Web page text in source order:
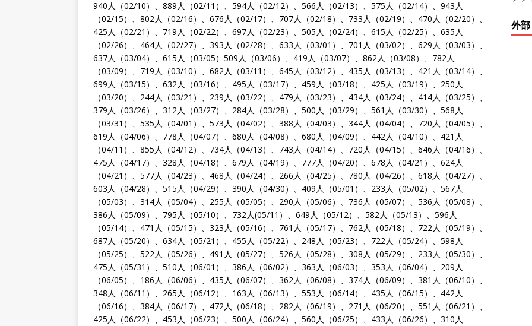
940人（02/10）、889人（02/11）、594人（02/12）、566人（02/13）、575人（02/14）、943人
（02/15）、802人（02/16）、676人（02/17）、707人（02/18）、733人（02/19）、470人（02/20）、
425人（02/21）、719人（02/22）、697人（02/23）、505人（02/24）、615人（02/25）、635人
（02/26）、464人（02/27）、393人（02/28）、633人（03/01）、701人（03/02）、629人（03/03）、
637人（03/04）、615人（03/05）509人（03/06）、419人（03/07）、862人（03/08）、782人
（03/09）、719人（03/10）、682人（03/11）、645人（03/12）、435人（03/13）、421人（03/14）、
699人（03/15）、632人（03/16）、495人（03/17）、459人（03/18）、425人（03/19）、250人
（03/20）、244人（03/21）、239人（03/22）、479人（03/23）、434人（03/24）、414人（03/25）、
379人（03/26）、312人（03/27）、284人（03/28）、500人（03/29）、561人（03/30）、568人
（03/31）、535人（04/01）、573人（04/02）、388人（04/03）、344人（04/04）、720人（04/05）、
619人（04/06）、778人（04/07）、680人（04/08）、680人（04/09）、442人（04/10）、421人
（04/11）、855人（04/12）、734人（04/13）、743人（04/14）、720人（04/15）、646人（04/16）、
475人（04/17）、328人（04/18）、679人（04/19）、777人（04/20）、678人（04/21）、624人
（04/21）、577人（04/23）、468人（04/24）、266人（04/25）、780人（04/26）、618人（04/27）、
603人（04/28）、515人（04/29）、390人（04/30）、409人（05/01）、233人（05/02）、567人
（05/03）、314人（05/04）、255人（05/05）、290人（05/06）、736人（05/07）、536人（05/08）、
386人（05/09）、795人（05/10）、732人(05/11）、649人（05/12）、582人（05/13）、596人
（05/14）、471人（05/15）、323人（05/16）、761人（05/17）、762人（05/18）、722人（05/19）、
687人（05/20）、634人（05/21）、455人（05/22）、248人（05/23）、722人（05/24）、598人
（05/25）、522人（05/26）、491人（05/27）、526人（05/28）、308人（05/29）、233人（05/30）、
475人（05/31）、510人（06/01）、386人（06/02）、363人（06/03）、353人（06/04）、209人
（06/05）、186人（06/06）、435人（06/07）、362人（06/08）、374人（06/09）、381人（06/10）、
348人（06/11）、265人（06/12）、163人（06/13）、553人（06/14）、435人（06/15）、442人
（06/16）、384人（06/17）、472人（06/18）、282人（06/19）、271人（06/20）、551人（06/21）、
425人（06/22）、453人（06/23）、500人（06/24）、560人（06/25）、433人（06/26）、310人
外